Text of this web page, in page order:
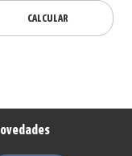
CALCULAR